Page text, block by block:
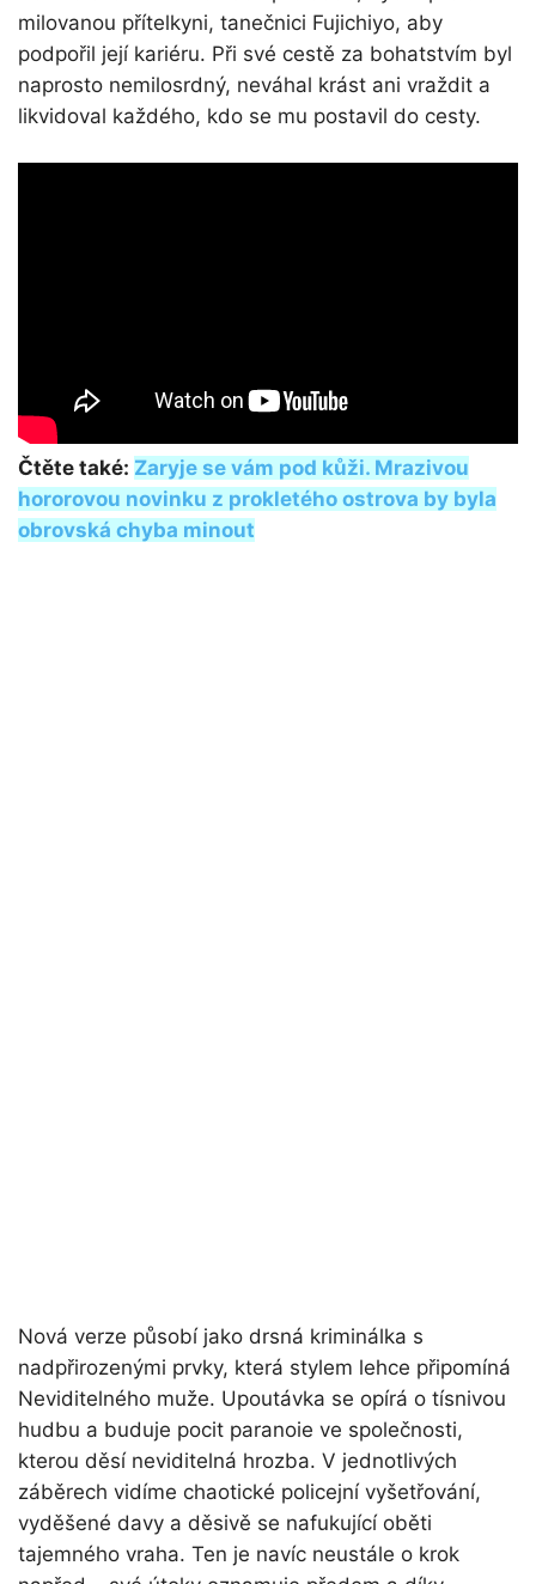
milovanou přítelkyni, tanečnici Fujichiyo, aby
podpořil její kariéru. Při své cestě za bohatstvím byl
naprosto nemilosrdný, neváhal krást ani vraždit a
likvidoval každého, kdo se mu postavil do cesty.
Čtěte také: Zaryje se vám pod kůži. Mrazivou
hororovou novinku z prokletého ostrova by byla
obrovská chyba minout
Nová verze působí jako drsná kriminálka s
nadpřirozenými prvky, která stylem lehce připomíná
Neviditelného muže. Upoutávka se opírá o tísnivou
hudbu a buduje pocit paranoie ve společnosti,
kterou děsí neviditelná hrozba. V jednotlivých
záběrech vidíme chaotické policejní vyšetřování,
vyděšené davy a děsivě se nafukující oběti
tajemného vraha. Ten je navíc neustále o krok